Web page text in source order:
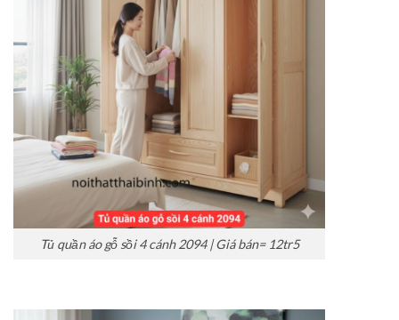
Tủ quần áo gỗ sồi 4 cánh 2094 | Giá bán= 12tr5